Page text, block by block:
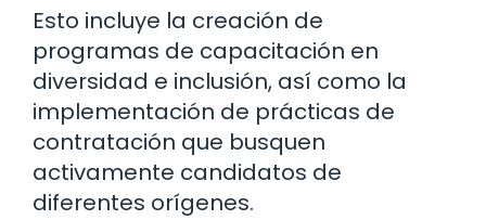
Esto incluye la creación de
programas de capacitación en
diversidad e inclusión, así como la
implementación de prácticas de
contratación que busquen
activamente candidatos de
diferentes orígenes.